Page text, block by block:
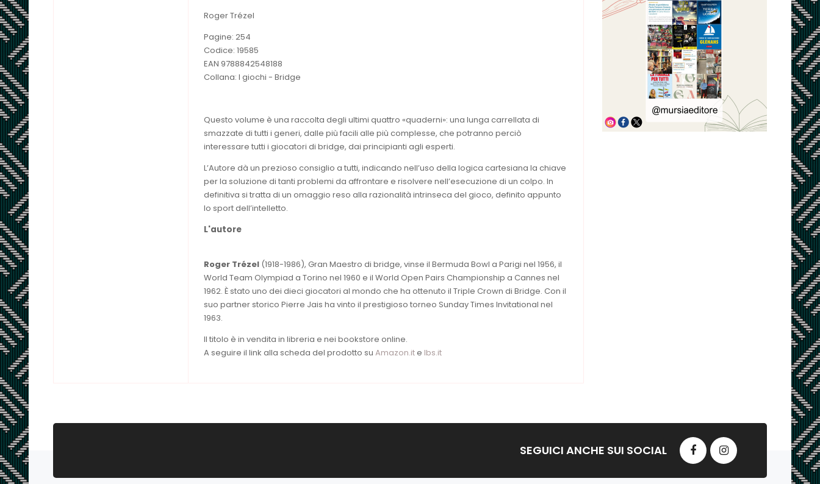
Roger Trézel
Pagine: 254
Codice: 19585
EAN 9788842548188
Collana: I giochi - Bridge
Questo volume è una raccolta degli ultimi quattro «quaderni»: una lunga carrellata di
smazzate di tutti i generi, dalle più facili alle più complesse, che potranno perciò
interessare tutti i giocatori di bridge, dai principianti agli esperti.
L’Autore dà un prezioso consiglio a tutti, indicando nell’uso della logica cartesiana la chiave
per la soluzione di tanti problemi da affrontare e risolvere nell’esecuzione di un colpo. In
definitiva si tratta di un omaggio reso alla razionalità intrinseca del gioco, definito appunto
lo sport dell’intelletto.
L'autore
Roger Trézel (1918-1986), Gran Maestro di bridge, vinse il Bermuda Bowl a Parigi nel 1956, il
World Team Olympiad a Torino nel 1960 e il World Open Pairs Championship a Cannes nel
1962. È stato uno dei dieci giocatori al mondo che ha ottenuto il Triple Crown di Bridge. Con il
suo partner storico Pierre Jais ha vinto il prestigioso torneo Sunday Times Invitational nel
1963.
Il titolo è in vendita in libreria e nei bookstore online.
A seguire il link alla scheda del prodotto su Amazon.ite Ibs.it
SEGUICI ANCHE SUI SOCIAL